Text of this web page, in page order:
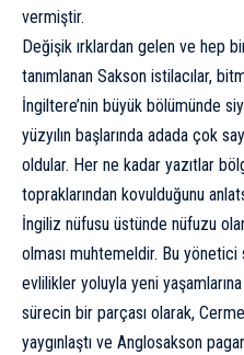
vermiştir.
Değişik ırklardan gelen ve hep
tanımlanan Sakson istilacılar,
İngiltere’nin büyük bölümünde
yüzyılın başlarında adada çok
oldular. Her ne kadar yazıtlar
topraklarından kovulduğunu
İngiliz nüfusu üstünde nüfuzu
olması muhtemeldir. Bu yönetici
evlilikler yoluyla yeni
sürecin bir parçası olarak,
yaygınlaştı ve Anglosakson